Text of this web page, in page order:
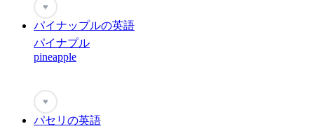
♥
パイナップルの英語
パイナプル
pineapple
♥
パセリの英語